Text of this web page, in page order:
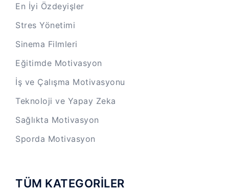
En İyi Özdeyişler
Stres Yönetimi
Sinema Filmleri
Eğitimde Motivasyon
İş ve Çalışma Motivasyonu
Teknoloji ve Yapay Zeka
Sağlıkta Motivasyon
Sporda Motivasyon
TÜM KATEGORİLER